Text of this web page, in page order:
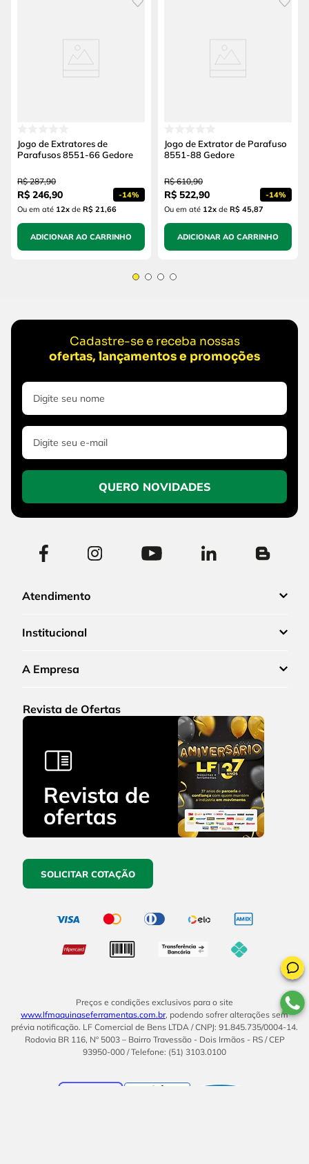
Jogo de Extratores de
Parafusos 8551-66 Gedore
R$ 287,90
R$ 246,90 -14%
Ou em até 12x de R$ 21,66
ADICIONAR AO CARRINHO
Jogo de Extrator de Parafuso
8551-88 Gedore
R$ 610,90
R$ 522,90 -14%
Ou em até 12x de R$ 45,87
ADICIONAR AO CARRINHO
Cadastre-se e receba nossas
ofertas, lançamentos e promoções
QUERO NOVIDADES
Atendimento
Institucional
A Empresa
Revista de Ofertas
SOLICITAR COTAÇÃO
Preços e condições exclusivos para o site
www.lfmaquinaseferramentas.com.br, podendo sofrer alterações sem
prévia notificação. LF Comercial de Bens LTDA / CNPJ: 91.845.735/0004-14.
Rodovia BR 116, Nº 5003 – Bairro Travessão - Dois Irmãos - RS / CEP
93950-000 / Telefone: (51) 3103.0100